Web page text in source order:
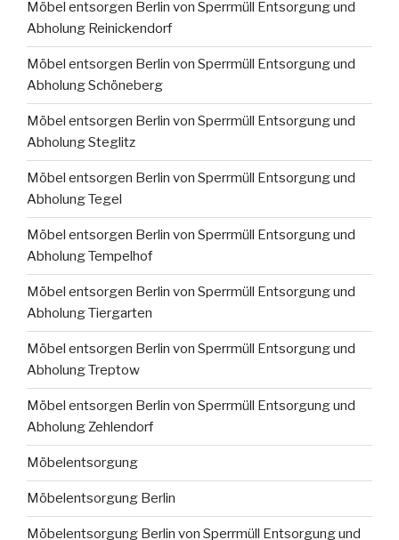
Möbel entsorgen Berlin von Sperrmüll Entsorgung und
Abholung Reinickendorf
Möbel entsorgen Berlin von Sperrmüll Entsorgung und
Abholung Schöneberg
Möbel entsorgen Berlin von Sperrmüll Entsorgung und
Abholung Steglitz
Möbel entsorgen Berlin von Sperrmüll Entsorgung und
Abholung Tegel
Möbel entsorgen Berlin von Sperrmüll Entsorgung und
Abholung Tempelhof
Möbel entsorgen Berlin von Sperrmüll Entsorgung und
Abholung Tiergarten
Möbel entsorgen Berlin von Sperrmüll Entsorgung und
Abholung Treptow
Möbel entsorgen Berlin von Sperrmüll Entsorgung und
Abholung Zehlendorf
Möbelentsorgung
Möbelentsorgung Berlin
Möbelentsorgung Berlin von Sperrmüll Entsorgung und